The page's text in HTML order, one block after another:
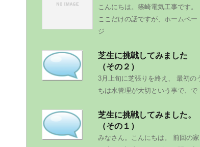
こんにちは。篠崎電気工事です。
ここだけの話ですが、ホームペー
ジ
芝生に挑戦してみました
（その２）
3月上旬に芝張りを終え、 最初の
ちは水管理が大切という事で、で
芝生に挑戦してみました。
（その１）
みなさん。こんにちは。 前回の家